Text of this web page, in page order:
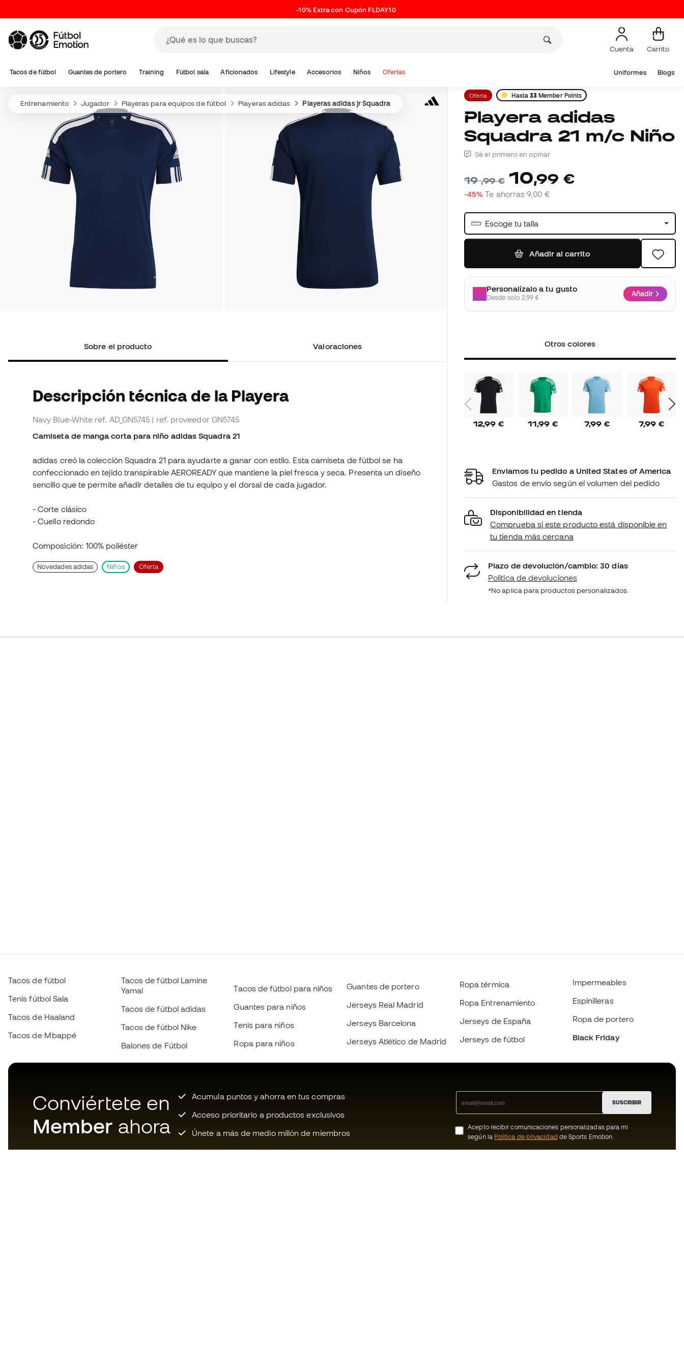
-10% Extra con Cupón FLDAY10
Cuenta Carrito
Tacos de fútbol Guantes de portero Training Fútbol sala Aficionados Lifestyle Accesorios Niños Ofertas Uniformes Blogs
Entrenamiento Jugador Playeras para equipos de fútbol Playeras adidas Playeras adidas jr Squadra
Sobre el producto Valoraciones
Descripción técnica de la Playera
Navy Blue-White ref. AD_GN5745 | ref. proveedor GN5745
Camiseta de manga corta para niño adidas Squadra 21
adidas creó la colección Squadra 21 para ayudarte a ganar con estilo. Esta camiseta de fútbol se ha
confeccionado en tejido transpirable AEROREADY que mantiene la piel fresca y seca. Presenta un diseño
sencillo que te permite añadir detalles de tu equipo y el dorsal de cada jugador.
- Corte clásico
- Cuello redondo
Composición: 100% poliéster
Novedades adidas Niños Oferta
Oferta Hasta 33 Member Points
Playera adidas
Squadra 21 m/c Niño
Sé el primero en opinar
19,99 € 10,99 €
-45% Te ahorras9,00 €
Escoge tu talla
Añadir al carrito
Personalízalo a tu gusto
Desde solo 2,99 € Añadir
Otros colores
12,99 € 11,99 € 7,99 € 7,99 €
Enviamos tu pedido a United States of America
Gastos de envío según el volumen del pedido
Disponibilidad en tienda
Comprueba si este producto está disponible en
tu tienda más cercana
Plazo de devolución/cambio: 30 días
Política de devoluciones
*No aplica para productos personalizados.
Tacos de fútbol
Tenis fútbol Sala
Tacos de Haaland
Tacos de Mbappé
Tacos de fútbol Lamine
Yamal
Tacos de fútbol adidas
Tacos de fútbol Nike
Balones de Fútbol
Tacos de fútbol para niños
Guantes para niños
Tenis para niños
Ropa para niños
Guantes de portero
Jerseys Real Madrid
Jerseys Barcelona
Jerseys Atlético de Madrid
Ropa térmica
Ropa Entrenamiento
Jerseys de España
Jerseys de fútbol
Impermeables
Espinilleras
Ropa de portero
Black Friday
Conviértete en
Member ahora
Acumula puntos y ahorra en tus compras
Acceso prioritario a productos exclusivos
Únete a más de medio millón de miembros
SUSCRIBIR
Acepto recibir comunicaciones personalizadas para mi
según la Política de privacidad de Sports Emotion.